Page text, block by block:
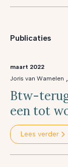
Publicaties
maart 2022
Joris van Wamelen ,
Btw-
een tot
Lees verder